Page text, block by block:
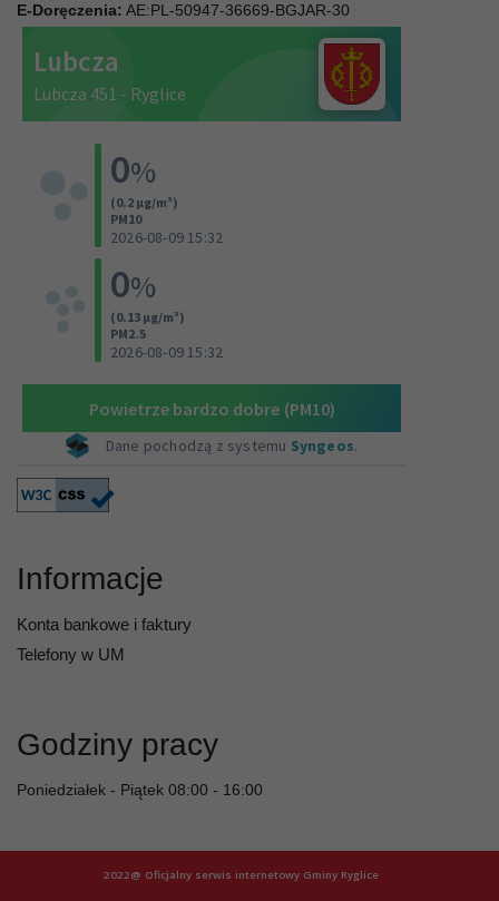
E-Doręczenia: AE:PL-50947-36669-BGJAR-30
Informacje
Konta bankowe i faktury
Telefony w UM
Godziny pracy
Poniedziałek - Piątek 08:00 - 16:00
2022@ Oficjalny serwis internetowy Gminy Ryglice